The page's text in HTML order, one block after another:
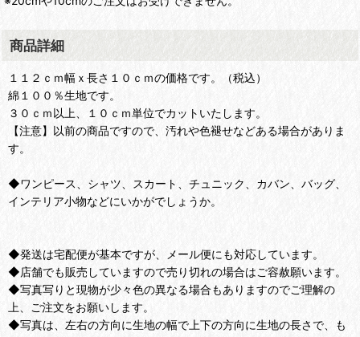
商品詳細
１１２ｃｍ幅ｘ長さ１０ｃｍの価格です。（税込）
綿１００％生地です。
３０ｃｍ以上、１０ｃｍ単位でカットいたします。
【注意】以前の商品ですので、汚れや色褪せなどある場合がありま
す。
◆ワンピース、シャツ、スカート、チュニック、カバン、バッグ、
インテリア小物などにいかがでしょうか。
◆発送は宅配便が基本ですが、メール便にも対応しています。
◆店舗でも販売していますので売り切れの場合はご容赦願います。
◆写真写りと現物が少々色の異なる場合もありますのでご理解の
上、ご注文をお願いします。
◆写真は、左右の方向に生地の幅で上下の方向に生地の長さで、も